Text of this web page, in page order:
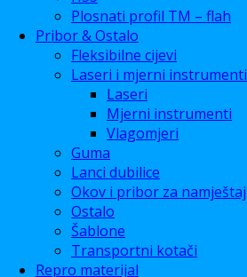
Plosnati profil TM – flah
Pribor & Ostalo
Fleksibilne cijevi
Laseri i mjerni instrumenti
Laseri
Mjerni instrumenti
Vlagomjeri
Guma
Lanci dubilice
Okov i pribor za namještaj
Ostalo
Šablone
Transportni kotači
Repro materijal